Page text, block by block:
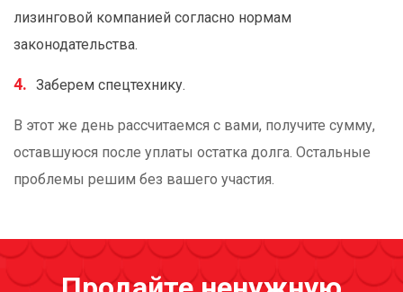
лизинговой компанией согласно нормам
законодательства.
Заберем спецтехнику.
В этот же день рассчитаемся с вами, получите сумму,
оставшуюся после уплаты остатка долга. Остальные
проблемы решим без вашего участия.